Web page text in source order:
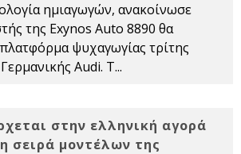
ημιαγωγών, ανακοίνωσε
της Exynos Auto 8890 θα
ψυχαγωγίας τρίτης
Audi. Τ...
στην ελληνική αγορά
σειρά μοντέλων της